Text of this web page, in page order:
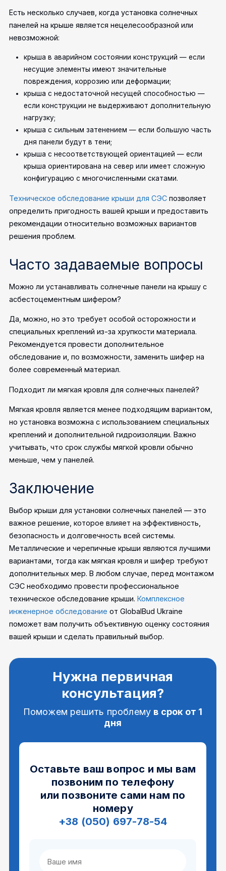
Есть несколько случаев, когда установка солнечных
панелей на крыше является нецелесообразной или
невозможной:
крыша в аварийном состоянии конструкций — если
несущие элементы имеют значительные
повреждения, коррозию или деформации;
крыша с недостаточной несущей способностью —
если конструкции не выдерживают дополнительную
нагрузку;
крыша с сильным затенением — если большую часть
дня панели будут в тени;
крыша с несоответствующей ориентацией — если
крыша ориентирована на север или имеет сложную
конфигурацию с многочисленными скатами.
Техническое обследование крыши для СЭС позволяет
определить пригодность вашей крыши и предоставить
рекомендации относительно возможных вариантов
решения проблем.
Часто задаваемые вопросы
Можно ли устанавливать солнечные панели на крышу с
асбестоцементным шифером?
Да, можно, но это требует особой осторожности и
специальных креплений из-за хрупкости материала.
Рекомендуется провести дополнительное
обследование и, по возможности, заменить шифер на
более современный материал.
Подходит ли мягкая кровля для солнечных панелей?
Мягкая кровля является менее подходящим вариантом,
но установка возможна с использованием специальных
креплений и дополнительной гидроизоляции. Важно
учитывать, что срок службы мягкой кровли обычно
меньше, чем у панелей.
Заключение
Выбор крыши для установки солнечных панелей — это
важное решение, которое влияет на эффективность,
безопасность и долговечность всей системы.
Металлические и черепичные крыши являются лучшими
вариантами, тогда как мягкая кровля и шифер требуют
дополнительных мер. В любом случае, перед монтажом
СЭС необходимо провести профессиональное
техническое обследование крыши.Комплексное
инженерное обследование от GlobalBud Ukraine
поможет вам получить объективную оценку состояния
вашей крыши и сделать правильный выбор.
Нужна первичная
консультация?
Поможем решить проблему в срок от 1
дня
Оставьте ваш вопрос и мы вам
позвоним по телефону
или позвоните сами нам по
номеру
+38 (050) 697-78-54